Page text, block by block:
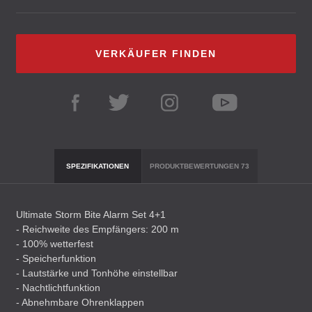
VERKÄUFER FINDEN
SPEZIFIKATIONEN PRODUKTBEWERTUNGEN73
Ultimate Storm Bite Alarm Set 4+1
- Reichweite des Empfängers: 200 m
- 100% wetterfest
- Speicherfunktion
- Lautstärke und Tonhöhe einstellbar
- Nachtlichtfunktion
- Abnehmbare Ohrenklappen